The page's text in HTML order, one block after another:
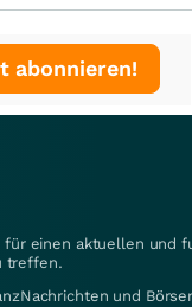
abonnieren!
für einen aktuellen und
treffen.
und